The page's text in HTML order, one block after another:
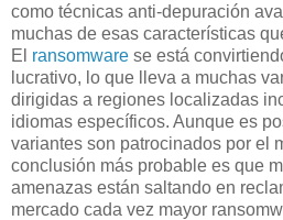
como técnicas anti-depuración
muchas de esas características
El ransomware se está
lucrativo, lo que lleva a muchas
dirigidas a regiones localizadas
idiomas específicos. Aunque es
variantes son patrocinados por el
conclusión más probable es que
amenazas están saltando en
mercado cada vez mayor